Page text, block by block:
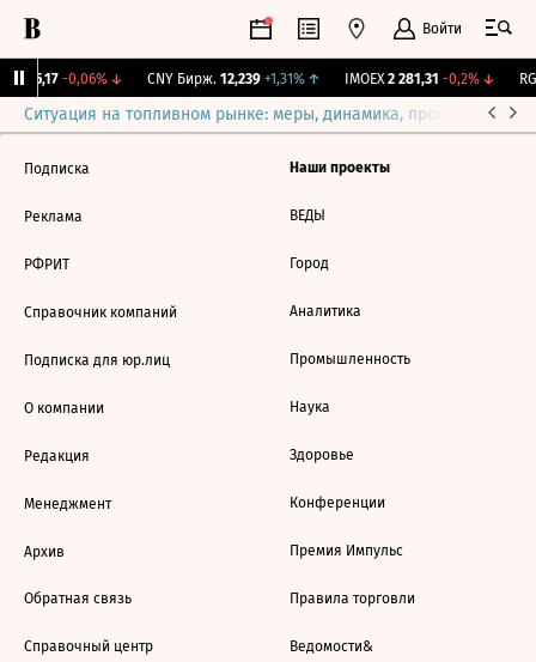
Войти
115,17 -0,06%↓ CNY Бирж. 12,239 +1,31%↑ IMOEX 2 281,31 -0,2%↓
Ситуация на топливном рынке: меры, динамика, прогнозы
Подписка
Реклама
РФРИТ
Справочник компаний
Подписка для юр.лиц
О компании
Редакция
Менеджмент
Архив
Обратная связь
Справочный центр
Наши проекты
ВЕДЫ
Город
Аналитика
Промышленность
Наука
Здоровье
Конференции
Премия Импульс
Правила торговли
Ведомости&